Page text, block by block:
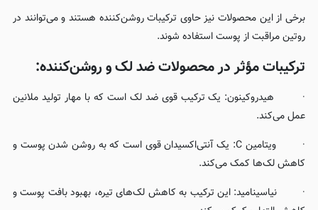
برخی از این محصولات نیز حاوی ترکیبات روشن‌کننده هستند و می‌توانند در
روتین مراقبت از پوست استفاده شوند.
ترکیبات مؤثر در محصولات ضد لک و روشن‌کننده:
· هیدروکینون: یک ترکیب قوی ضد لک است که با مهار تولید ملانین
عمل می‌کند.
· ویتامین C: یک آنتی‌اکسیدان قوی است که به روشن شدن پوست و
کاهش لک‌ها کمک می‌کند.
· نیاسینامید: این ترکیب به کاهش لک‌های تیره، بهبود بافت پوست و